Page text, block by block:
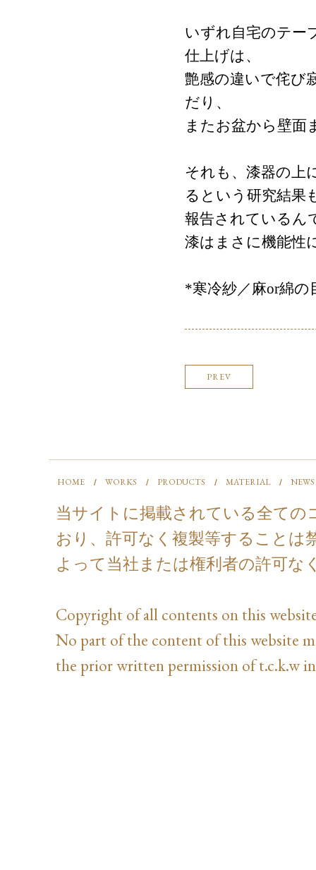
いずれ自宅のテー
仕上げは、
艶感の違いで侘び
だり、
またお盆から壁面
それも、漆器の上
るという研究結果
報告されているん
漆はまさに機能性
*寒冷紗／麻or綿の
PREV
HOME WORKS PRODUCTS MATERIAL NEWS
当サイトに掲載されている全て
おり、許可なく複製等することは
よって当社または権利者の許可
Copyright of all contents on this
No part of the content of this website
the prior written permission of t.c.k.w